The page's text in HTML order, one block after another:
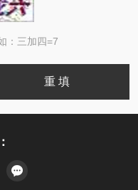
：三加四=7